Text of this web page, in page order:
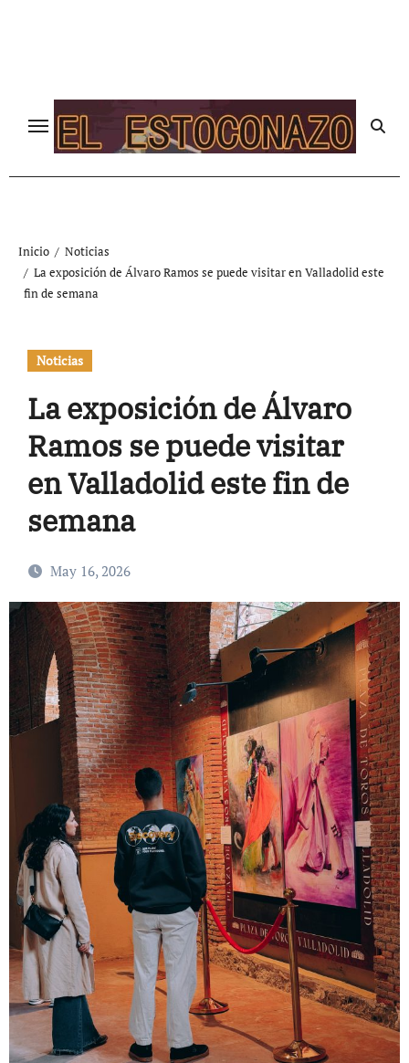
Inicio
Noticias
La exposición de Álvaro Ramos se puede visitar en Valladolid este
fin de semana
Noticias
La exposición de Álvaro
Ramos se puede visitar
en Valladolid este fin de
semana
May 16, 2026